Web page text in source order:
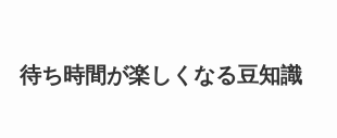
待ち時間が楽しくなる豆知識